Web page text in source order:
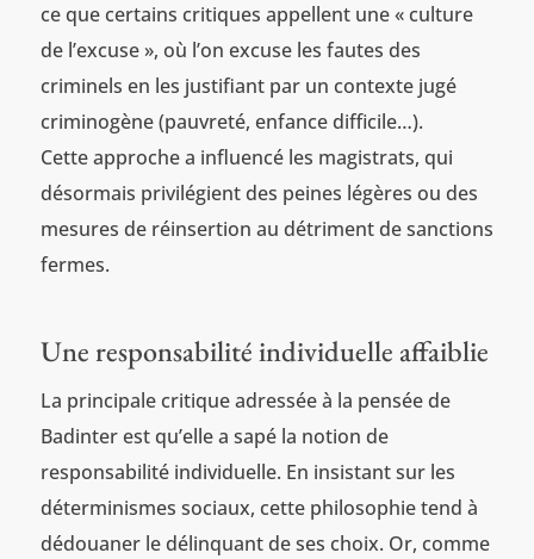
ce que certains critiques appellent une « culture
de l’excuse », où l’on excuse les fautes des
criminels en les justifiant par un contexte jugé
criminogène (pauvreté, enfance difficile…).
Cette approche a influencé les magistrats, qui
désormais privilégient des peines légères ou des
mesures de réinsertion au détriment de sanctions
fermes.
Une responsabilité individuelle affaiblie
La principale critique adressée à la pensée de
Badinter est qu’elle a sapé la notion de
responsabilité individuelle. En insistant sur les
déterminismes sociaux, cette philosophie tend à
dédouaner le délinquant de ses choix. Or, comme